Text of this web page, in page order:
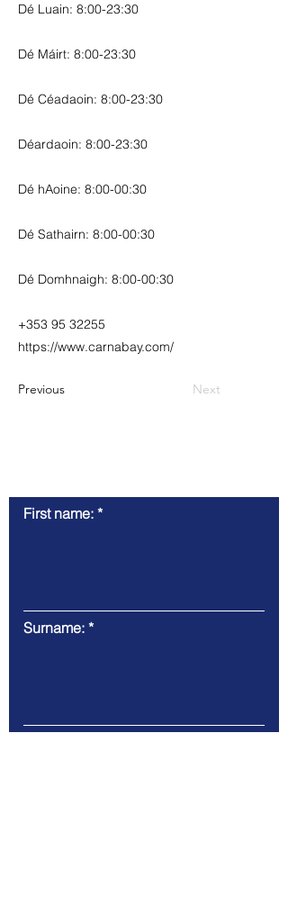
Dé Luain: 8:00-23:30
Dé Máirt: 8:00-23:30
Dé Céadaoin: 8:00-23:30
Déardaoin: 8:00-23:30
Dé hAoine: 8:00-00:30
Dé Sathairn: 8:00-00:30
Dé Domhnaigh: 8:00-00:30
+353 95 32255
https://www.carnabay.com/
Previous Next
First name:
Surname: